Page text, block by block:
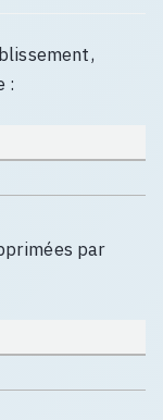
:
par